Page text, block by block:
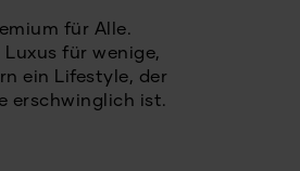
für Alle.
Luxus für wenige,
ein Lifestyle, der
erschwinglich ist.